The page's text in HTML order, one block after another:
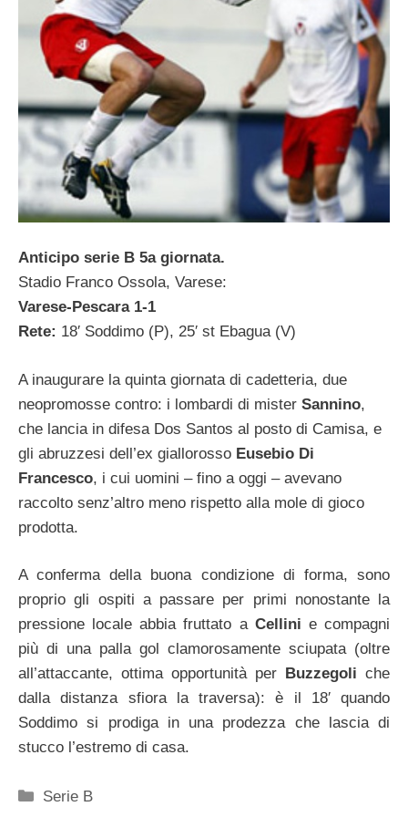
Anticipo serie B 5a giornata.
Stadio Franco Ossola, Varese:
Varese-Pescara 1-1
Rete: 18′ Soddimo (P), 25′ st Ebagua (V)
A inaugurare la quinta giornata di cadetteria, due
neopromosse contro: i lombardi di mister Sannino,
che lancia in difesa Dos Santos al posto di Camisa, e
gli abruzzesi dell’ex giallorosso Eusebio Di
Francesco, i cui uomini – fino a oggi – avevano
raccolto senz’altro meno rispetto alla mole di gioco
prodotta.
A conferma della buona condizione di forma, sono
proprio gli ospiti a passare per primi nonostante la
pressione locale abbia fruttato a Cellini e compagni
più di una palla gol clamorosamente sciupata (oltre
all’attaccante, ottima opportunità per
Buzzegoli che
dalla distanza sfiora la traversa): è il 18′ quando
Soddimo si prodiga in una prodezza che lascia di
stucco l’estremo di casa.
Categorie
Serie B